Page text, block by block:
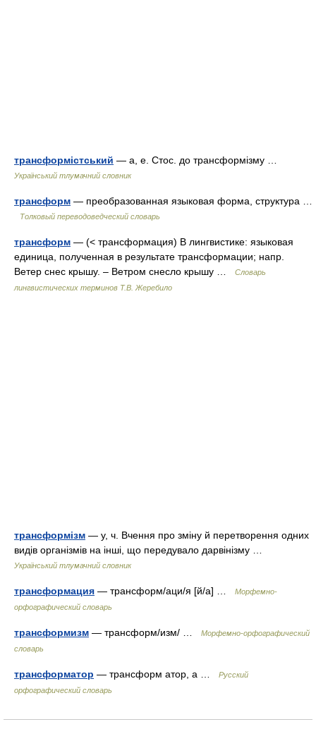
трансформістський — а, е. Стос. до трансформізму …
Український тлумачний словник
трансформ — преобразованная языковая форма, структура …
Толковый переводоведческий словарь
трансформ — (< трансформация) В лингвистике: языковая
единица, полученная в результате трансформации; напр.
Ветер снес крышу. – Ветром снесло крышу …
Словарь
лингвистических терминов Т.В. Жеребило
трансформізм — у, ч. Вчення про зміну й перетворення одних
видів організмів на інші, що передувало дарвінізму …
Український тлумачний словник
трансформация — трансформ/аци/я [й/а] …
Морфемно-
орфографический словарь
трансформизм — трансформ/изм/ …
Морфемно-орфографический
словарь
трансформатор — трансформ атор, а …
Русский
орфографический словарь